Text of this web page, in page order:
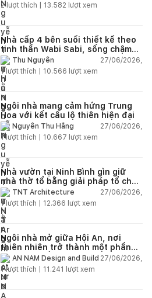
2lượt thích | 13.582 lượt xem
Nhà cấp 4 bên suối thiết kế theo
tinh thần Wabi Sabi, sống chậm
giữa thiên nhiên
Thu Nguyễn
27/06/2026,
1lượt thích | 10.566 lượt xem
Ngôi nhà mang cảm hứng Trung
Hoa với kết cấu lộ thiên hiện đại
Nguyễn Thu Hằng
27/06/2026,
1lượt thích | 10.667 lượt xem
Nhà vườn tại Ninh Bình gìn giữ
nhà thờ tổ bằng giải pháp tổ chức
lại không gian
TNT Architecture
27/06/2026,
1lượt thích | 12.366 lượt xem
Ngôi nhà mở giữa Hội An, nơi
thiên nhiên trở thành một phần
của cuộc sống
AN NAM Design and Build 27/06/2026,
1lượt thích | 11.241 lượt xem